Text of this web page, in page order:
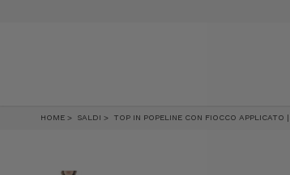
HOME SALDI TOP IN POPELINE CON FIOCCO